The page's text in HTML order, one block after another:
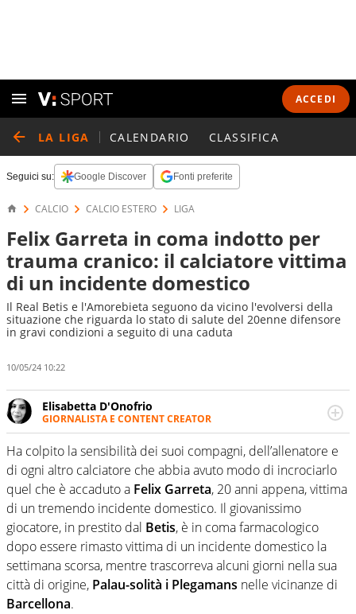
ACCEDI
LA LIGA CALENDARIO CLASSIFICA
Seguici su: Google Discover Fonti preferite
CALCIO CALCIO ESTERO LIGA
Felix Garreta in coma indotto per
trauma cranico: il calciatore vittima
di un incidente domestico
Il Real Betis e l'Amorebieta seguono da vicino l'evolversi della
situazione che riguarda lo stato di salute del 20enne difensore
in gravi condizioni a seguito di una caduta
10/05/24 10:22
Elisabetta D'Onofrio
GIORNALISTA E CONTENT CREATOR
Giornalista professionista dal 2007, scrive per curiosità
personale e necessità: soprattutto di calcio, di sport e dei
suoi protagonisti, concedendosi innocenti evasioni
nell'ambito della creazione di format. Un tempo ala
destra, oggi si sente a suo agio nel ruolo di libero. Cura
una classifica riservata dei migliori 5 calciatori di sempre.
Ha colpito la sensibilità dei suoi compagni, dell’allenatore e
di ogni altro calciatore che abbia avuto modo di incrociarlo
quel che è accaduto a Felix Garreta, 20 anni appena, vittima
di un tremendo incidente domestico. Il giovanissimo
giocatore, in prestito dal Betis, è in coma farmacologico
dopo essere rimasto vittima di un incidente domestico la
settimana scorsa, mentre trascorreva alcuni giorni nella sua
città di origine, Palau-solità i Plegamans nelle vicinanze di
Barcellona.